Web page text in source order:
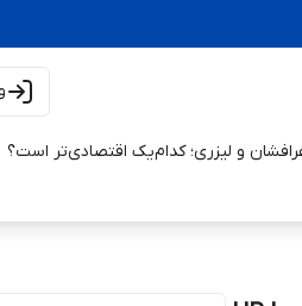
و لیزری؛ کدام‌یک اقتصادی‌تر است؟